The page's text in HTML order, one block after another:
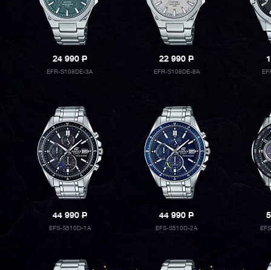
24 990P
EFR-S108DE-3A
22 990P
EFR-S108DE-8A
44 990P
EFS-S510D-1A
44 990P
EFS-S510D-2A